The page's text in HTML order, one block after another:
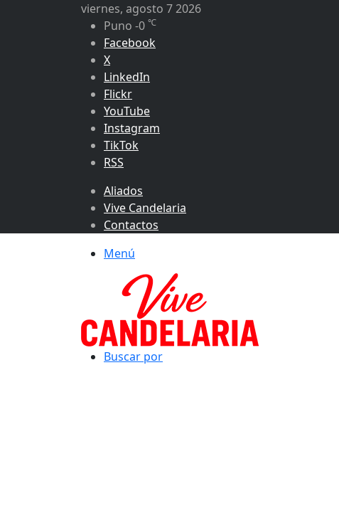
viernes, agosto 7 2026
Puno -0 ℃
Facebook
X
LinkedIn
Flickr
YouTube
Instagram
TikTok
RSS
Aliados
Vive Candelaria
Contactos
Menú
Buscar por